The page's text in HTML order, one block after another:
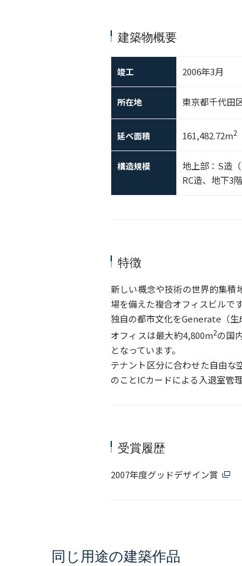
建築物概要
竣工 2006年3月
所在地 東京都千代田
延べ面積 161,482.72m2
構造規模
地上部：S造
RC造、地下3
特徴
新しい概念や技術の世界的集積
場を備えた複合オフィスビル
独自の都市文化をGenerate（生
オフィスは最大約4,800m2の国
となっています。
テナント区分に合わせた自由な
のことICカードによる入退室管
受賞履歴
2007年度グッドデザイン賞
同じ用途の建築作品